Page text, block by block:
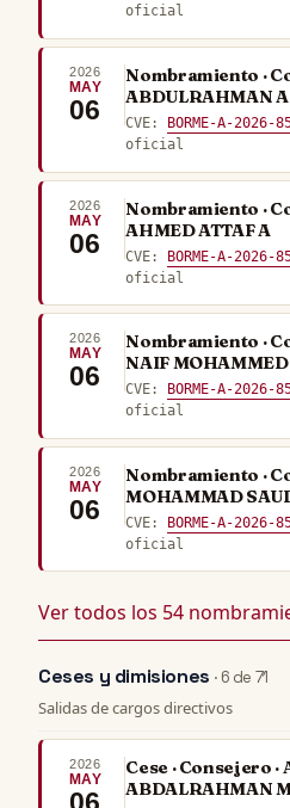
oficial
2026
MAY
06
Nombramiento ·
ABDULRAHMAN
CVE: BORME-A-2026-
oficial
2026
MAY
06
Nombramiento ·
AHMED ATTAF A
CVE: BORME-A-2026-
oficial
2026
MAY
06
Nombramiento ·
NAIF
CVE: BORME-A-2026-
oficial
2026
MAY
06
Nombramiento ·
MOHAMMAD
CVE: BORME-A-2026-
oficial
Ver todos los 54
Ceses y dimisiones · 6 de 71
Salidas de cargos directivos
2026
MAY
06
Cese · Consejero ·
ABDALRAHMAN